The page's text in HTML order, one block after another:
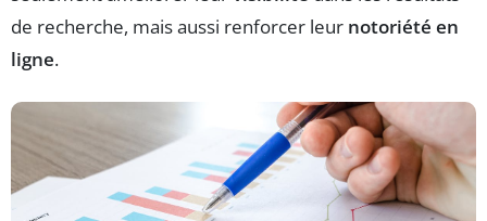
de recherche, mais aussi renforcer leur notoriété en
ligne.